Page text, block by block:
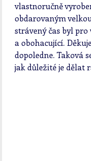
vlastnoručně
obdarovaným
strávený čas byl
a obohacující.
dopoledne. Taková
jak důležité je dělat